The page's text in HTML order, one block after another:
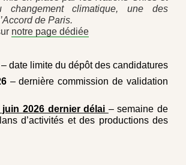
changement climatique, une des
de Paris.
notre page dédiée
– date limite du dépôt des candidatures
– dernière commission de validation
juin 2026 dernier délai – semaine de
d’activités et des productions des